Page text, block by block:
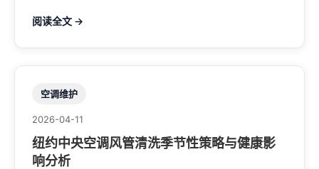
拉充电桩。电话：929-708-8979
阅读全文 →
空调维护
2026-04-11
纽约中央空调风管清洗季节性策略与健康影
响分析